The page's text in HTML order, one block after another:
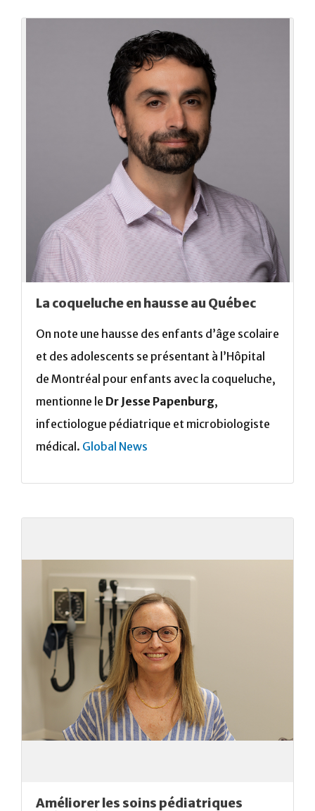
La coqueluche en hausse au Québec
On note une hausse des enfants d’âge scolaire
et des adolescents se présentant à l’Hôpital
de Montréal pour enfants avec la coqueluche,
mentionne le Dr Jesse Papenburg,
infectiologue pédiatrique et microbiologiste
médical. Global News
Améliorer les soins pédiatriques